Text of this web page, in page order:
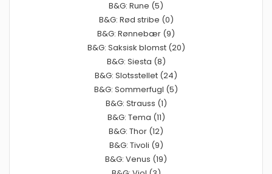
B&G: Rune (5)
B&G: Rød stribe (0)
B&G: Rønnebær (9)
B&G: Saksisk blomst (20)
B&G: Siesta (8)
B&G: Slotsstellet (24)
B&G: Sommerfugl (5)
B&G: Strauss (1)
B&G: Tema (11)
B&G: Thor (12)
B&G: Tivoli (9)
B&G: Venus (19)